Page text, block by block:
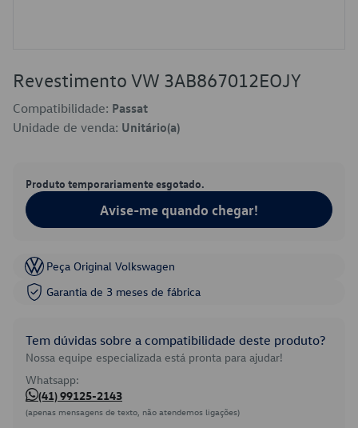
Revestimento VW 3AB867012EOJY
Compatibilidade: Passat
Unidade de venda: Unitário(a)
Produto temporariamente esgotado.
Avise-me quando chegar!
Peça Original Volkswagen
Garantia de 3 meses de fábrica
Tem dúvidas sobre a compatibilidade deste produto?
Nossa equipe especializada está pronta para ajudar!
Whatsapp:
(41) 99125-2143
(apenas mensagens de texto, não atendemos ligações)